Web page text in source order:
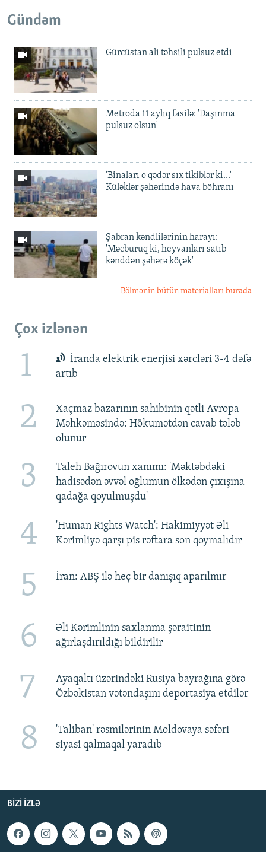
Gündəm
Gürcüstan ali təhsili pulsuz etdi
Metroda 11 aylıq fasilə: 'Daşınma
pulsuz olsun'
'Binaları o qədər sıx tikiblər ki...' —
Küləklər şəhərində hava böhranı
Şabran kəndlilərinin harayı:
'Məcburuq ki, heyvanları satıb
kənddən şəhərə köçək'
Bölmənin bütün materialları burada
Çox izlənən
1
İranda elektrik enerjisi xərcləri 3-4 dəfə
artıb
2
Xaçmaz bazarının sahibinin qətli Avropa
Məhkəməsində: Hökumətdən cavab tələb
olunur
3
Taleh Bağırovun xanımı: 'Məktəbdəki
hadisədən əvvəl oğlumun ölkədən çıxışına
qadağa qoyulmuşdu'
4
'Human Rights Watch': Hakimiyyət Əli
Kərimliyə qarşı pis rəftara son qoymalıdır
5 İran: ABŞ ilə heç bir danışıq aparılmır
6
Əli Kərimlinin saxlanma şəraitinin
ağırlaşdırıldığı bildirilir
7
Ayaqaltı üzərindəki Rusiya bayrağına görə
Özbəkistan vətəndaşını deportasiya etdilər
8
'Taliban' rəsmilərinin Moldovaya səfəri
siyasi qalmaqal yaradıb
BIZI IZLƏ